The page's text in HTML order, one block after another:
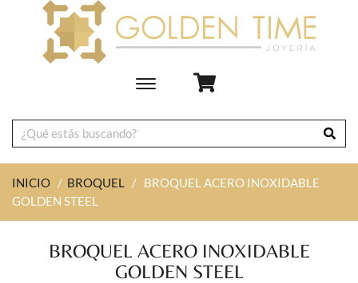
Toggle
navigation
INICIO / BROQUEL / BROQUEL ACERO INOXIDABLE
GOLDEN STEEL
BROQUEL ACERO INOXIDABLE
GOLDEN STEEL